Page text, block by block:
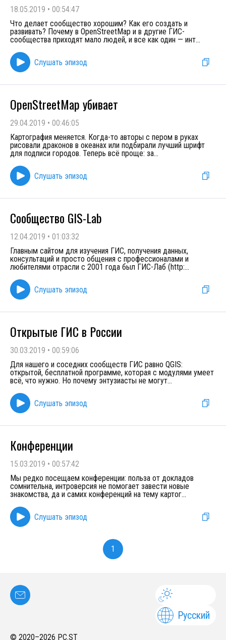
18.05.2019 • 00:54:47
Что делает сообщество хорошим? Как его создать и
развивать? Почему в OpenStreetMap и в другие ГИС-
сообщества приходят мало людей, и все как один — инт...
Слушать эпизод
OpenStreetMap убивает
29.04.2019 • 00:46:05
Картография меняется. Когда-то авторы с пером в руках
рисовали драконов в океанах или подбирали лучший шрифт
для подписи городов. Теперь всё проще: за...
Слушать эпизод
Сообщество GIS-Lab
12.04.2019 • 01:03:32
Главным сайтом для изучения ГИС, получения данных,
консультаций и просто общения с профессионалами и
любителями отрасли с 2001 года был ГИС-Лаб (http:...
Слушать эпизод
Открытые ГИС в России
30.03.2019 • 00:59:06
Для нашего и соседних сообществ ГИС равно QGIS:
открытой, бесплатной программе, которая с модулями умеет
всё, что нужно. Но почему энтузиасты не могут...
Слушать эпизод
Конференции
15.03.2019 • 00:57:42
Мы редко посещаем конференции: польза от докладов
сомнительна, интроверсия не помогает завести новые
знакомства, да и самих конференций на тему картог...
Слушать эпизод
1
Русский
© 2020–2026 PC.ST